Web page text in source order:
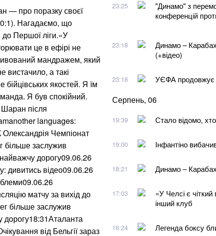
— про поразку своєї
Нагадаємо, що
до Першої ліги.«У
це в ефірі не
мандражем, який
вистачило, а такі
якостей. Я їм
Я був спокійний.
після
languages:
Чемпіонат
більше заслужив
дорогу09.06.26
дивитись відео09.06.26
матчу за вихід до
більше заслужив
від Бельгії зараз
23:25
"Динамо" з
конференцій
23:18
Динамо –
(+відео)
23:18 УЄФА продовжує
Серпень, 06
19:39 Стало відомо,
19:00 Інфантіно
18:21 Динамо –
17:03
«У Челсі є
інший клуб
16:24 Легенда боксу